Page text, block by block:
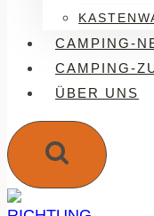
CAMPING-
CAMPING-
ÜBER UNS